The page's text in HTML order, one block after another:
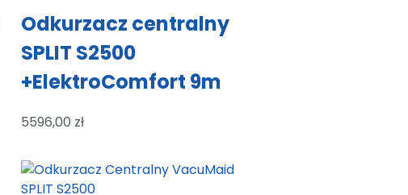
Odkurzacz centralny
SPLIT S2500
+ElektroComfort 9m
5596,00 zł